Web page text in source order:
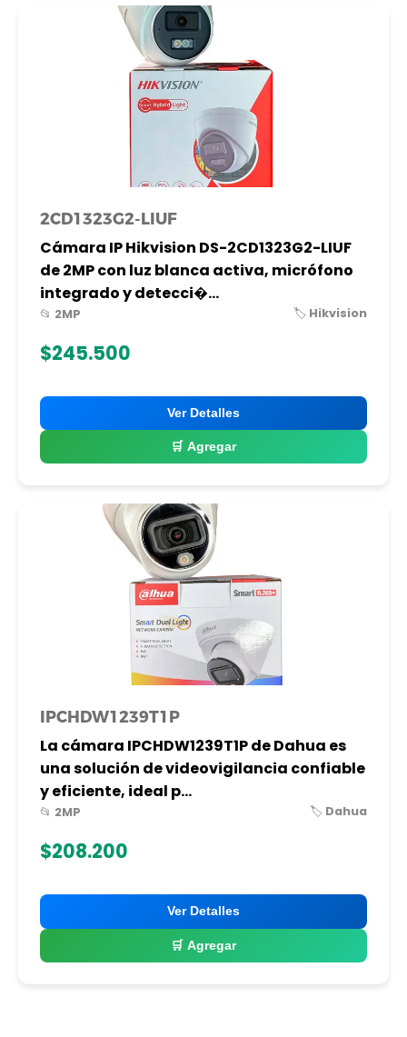
2CD1323G2-LIUF
Cámara IP Hikvision DS-2CD1323G2-LIUF
de 2MP con luz blanca activa, micrófono
integrado y detecci�...
📂 2MP 🏷️ Hikvision
$245.500
Ver Detalles
🛒 Agregar
IPCHDW1239T1P
La cámara IPCHDW1239T1P de Dahua es
una solución de videovigilancia confiable
y eficiente, ideal p...
📂 2MP 🏷️ Dahua
$208.200
Ver Detalles
🛒 Agregar